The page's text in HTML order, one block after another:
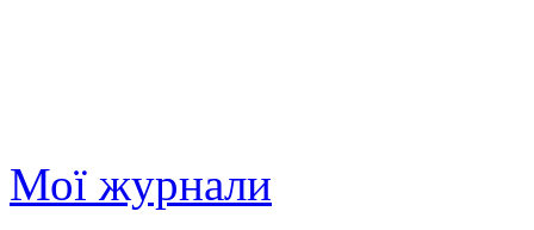
Мої журнали